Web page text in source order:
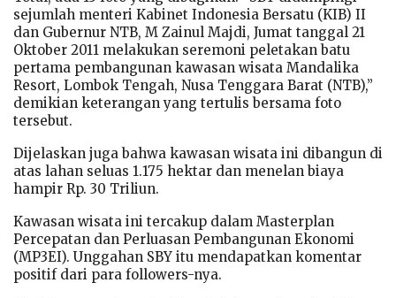
sejumlah menteri Kabinet Indonesia Bersatu (KIB) II
dan Gubernur NTB, M Zainul Majdi, Jumat tanggal 21
Oktober 2011 melakukan seremoni peletakan batu
pertama pembangunan kawasan wisata Mandalika
Resort, Lombok Tengah, Nusa Tenggara Barat (NTB),”
demikian keterangan yang tertulis bersama foto
tersebut.
Dijelaskan juga bahwa kawasan wisata ini dibangun di
atas lahan seluas 1.175 hektar dan menelan biaya
hampir Rp. 30 Triliun.
Kawasan wisata ini tercakup dalam Masterplan
Percepatan dan Perluasan Pembangunan Ekonomi
(MP3EI). Unggahan SBY itu mendapatkan komentar
positif dari para followers-nya.